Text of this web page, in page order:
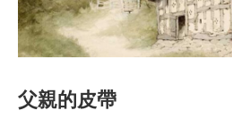
父親的皮帶